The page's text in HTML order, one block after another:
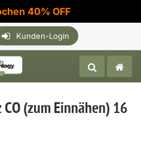
40% OFF
Kunden-Login
(zum Einnähen) 16